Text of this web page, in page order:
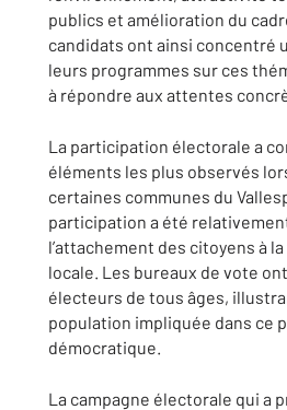
publics et amélioration du
candidats ont ainsi concentré
leurs programmes sur ces
à répondre aux attentes
La participation électorale a
éléments les plus observés
certaines communes du
participation a été
l’attachement des citoyens à
locale. Les bureaux de vote
électeurs de tous âges,
population impliquée dans ce
démocratique.
La campagne électorale qui a